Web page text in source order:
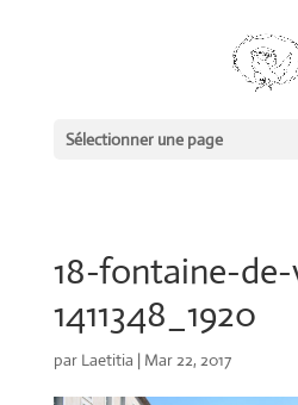
Sélectionner une page
18-fontaine-
1411348_1920
par Laetitia | Mar 22, 2017